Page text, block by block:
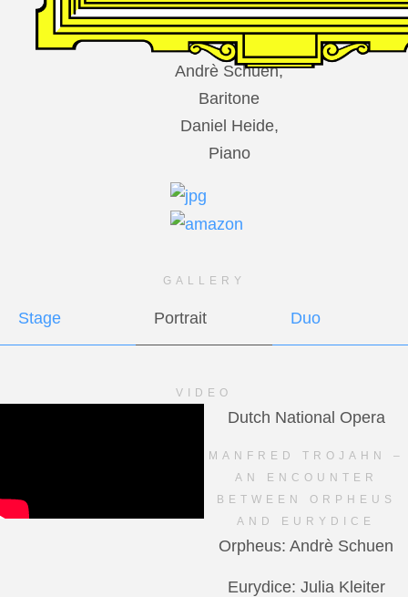
Andrè Schuen,
Baritone
Daniel Heide,
Piano
GALLERY
Stage Portrait Duo
VIDEO
Dutch National Opera
MANFRED TROJAHN –
AN ENCOUNTER
BETWEEN ORPHEUS
AND EURYDICE
Orpheus: Andrè Schuen
Eurydice: Julia Kleiter